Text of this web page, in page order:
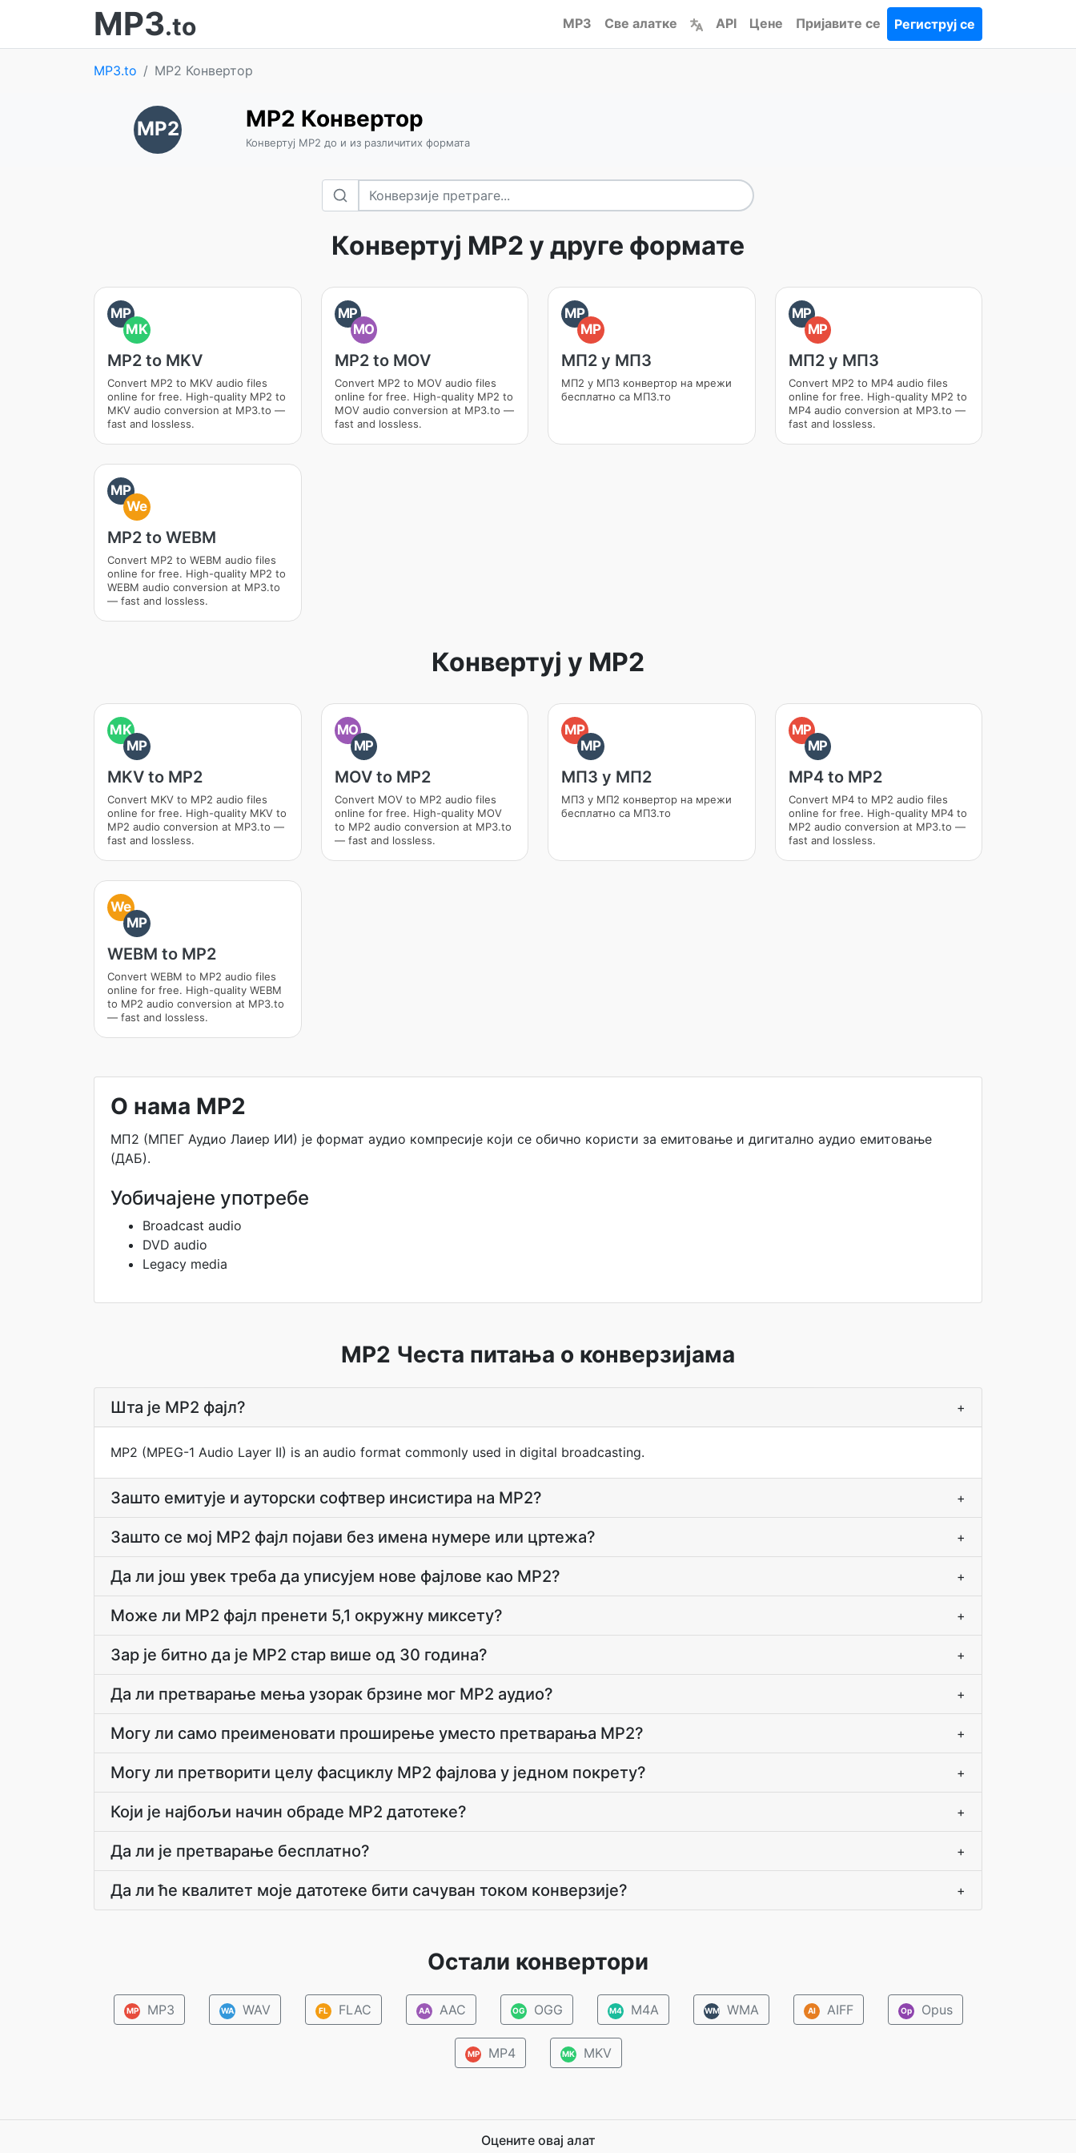
MP3.to MP3 Све алатке API Цене Пријавите се Региструј се
MP3.to MP2 Конвертор
MP2 MP2 Конвертор
Конвертуј MP2 до и из различитих формата
Конвертуј MP2 у друге формате
MP
MK
MP2 to MKV
Convert MP2 to MKV audio files
online for free. High-quality MP2 to
MKV audio conversion at MP3.to —
fast and lossless.
MP
MO
MP2 to MOV
Convert MP2 to MOV audio files
online for free. High-quality MP2 to
MOV audio conversion at MP3.to —
fast and lossless.
MP
MP
МП2 у МП3
МП2 у МП3 конвертор на мрежи
бесплатно са МП3.то
MP
MP
МП2 у МП3
Convert MP2 to MP4 audio files
online for free. High-quality MP2 to
MP4 audio conversion at MP3.to —
fast and lossless.
MP
We
MP2 to WEBM
Convert MP2 to WEBM audio files
online for free. High-quality MP2 to
WEBM audio conversion at MP3.to
— fast and lossless.
Конвертуј у MP2
MK
MP
MKV to MP2
Convert MKV to MP2 audio files
online for free. High-quality MKV to
MP2 audio conversion at MP3.to —
fast and lossless.
MO
MP
MOV to MP2
Convert MOV to MP2 audio files
online for free. High-quality MOV
to MP2 audio conversion at MP3.to
— fast and lossless.
MP
MP
МП3 у МП2
МП3 у МП2 конвертор на мрежи
бесплатно са МП3.то
MP
MP
MP4 to MP2
Convert MP4 to MP2 audio files
online for free. High-quality MP4 to
MP2 audio conversion at MP3.to —
fast and lossless.
We
MP
WEBM to MP2
Convert WEBM to MP2 audio files
online for free. High-quality WEBM
to MP2 audio conversion at MP3.to
— fast and lossless.
О нама MP2
МП2 (МПЕГ Аудио Лаиер ИИ) је формат аудио компресије који се обично користи за емитовање и дигитално аудио емитовање
(ДАБ).
Уобичајене употребе
Broadcast audio
DVD audio
Legacy media
MP2 Честа питања о конверзијама
Шта је MP2 фајл? +
MP2 (MPEG-1 Audio Layer II) is an audio format commonly used in digital broadcasting.
Зашто емитује и ауторски софтвер инсистира на MP2? +
Зашто се мој MP2 фајл појави без имена нумере или цртежа? +
Да ли још увек треба да уписујем нове фајлове као MP2? +
Може ли MP2 фајл пренети 5,1 окружну миксету? +
Зар је битно да је MP2 стар више од 30 година? +
Да ли претварање мења узорак брзине мог MP2 аудио? +
Могу ли само преименовати проширење уместо претварања MP2? +
Могу ли претворити целу фасциклу MP2 фајлова у једном покрету? +
Који је најбољи начин обраде MP2 датотеке? +
Да ли је претварање бесплатно? +
Да ли ће квалитет моје датотеке бити сачуван током конверзије? +
Остали конвертори
MP MP3 WA WAV FL FLAC AA AAC OG OGG M4 M4A WM WMA AI AIFF Op Opus
MP MP4 MK MKV
Оцените овај алат